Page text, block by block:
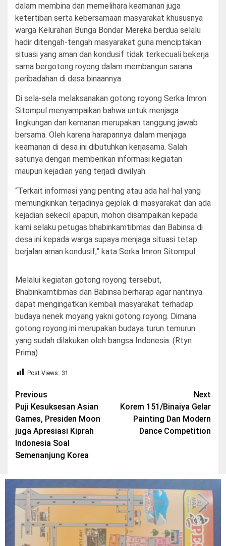
dalam membina dan memelihara keamanan juga
ketertiban serta kebersamaan masyarakat khususnya
warga Kelurahan Bunga Bondar Mereka berdua selalu
hadir ditengah-tengah masyarakat guna menciptakan
situasi yang aman dan kondusif tidak terkecuali bekerja
sama bergotong royong dalam membangun sarana
peribadahan di desa binaannya .
Di sela-sela melaksanakan gotong royong Serka Imron
Sitompul menyampaikan bahwa untuk menjaga
lingkungan dan kemanan merupakan tanggung jawab
bersama. Oleh karena harapannya dalam menjaga
keamanan di desa ini dibutuhkan kerjasama. Salah
satunya dengan memberikan informasi kegiatan
maupun kejadian yang terjadi diwilyah.
“Terkait informasi yang penting atau ada hal-hal yang
memungkinkan terjadinya gejolak di masyarakat dan ada
kejadian sekecil apapun, mohon disampaikan kepada
kami selaku petugas bhabinkamtibmas dan Babinsa di
desa ini kepada warga supaya menjaga situasi tetap
berjalan aman kondusif,” kata Serka Imron Sitompul.
Melalui kegiatan gotong royong tersebut,
Bhabinkamtibmas dan Babinsa berharap agar nantinya
dapat mengingatkan kembali masyarakat terhadap
budaya nenek moyang yakni gotong royong. Dimana
gotong royong ini merupakan budaya turun temurun
yang sudah dilakukan oleh bangsa Indonesia. (Rtyn
Prima)
Post Views: 31
Post
navigation
Previous
Puji Kesuksesan Asian
Games, Presiden Moon
juga Apresiasi Kiprah
Indonesia Soal
Semenanjung Korea
Next
Korem 151/Binaiya Gelar
Painting Dan Modern
Dance Competition